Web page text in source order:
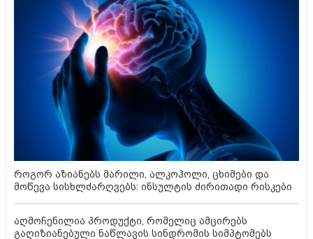
როგორ აზიანებს მარილი, ალკოჰოლი, ცხიმები და
მოწევა სისხლძარღვებს: ინსულტის ძირითადი რისკები
აღმოჩენილია პროდუქტი, რომელიც ამცირებს
გაღიზიანებული ნაწლავის სინდრომის სიმპტომებს